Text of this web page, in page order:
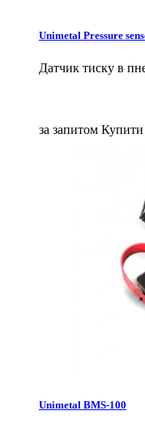
Unimetal Pressure
Датчик тиску в
за запитом Купити
Unimetal BMS-100